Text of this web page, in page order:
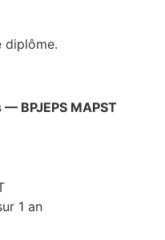
diplôme.
BPJEPS MAPST
1 an